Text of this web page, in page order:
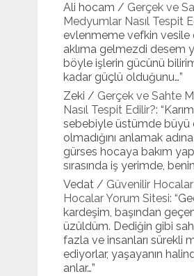
Ali hocam / Gerçek ve
Medyumlar Nasıl Tespit
evlenmeme vefkin vesile
aklıma gelmezdi desem
böyle işlerin gücünü
kadar güçlü olduğunu…”
Zeki / Gerçek ve Sahte
Nasıl Tespit Edilir?: “
sebebiyle üstümde büyü
olmadığını anlamak
gürses hocaya bakım
sırasında iş yerimde,
Vedat/ Güvenilir
Hocalar Yorum Sitesi: “
kardeşim, başından
üzüldüm. Dediğin gibi
fazla ve insanları sürekli
ediyorlar, yaşayanın
anlar…”